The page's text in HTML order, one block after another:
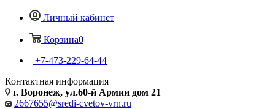
Личный кабинет
Корзина0
+7-473-229-64-44
Контактная информация
г. Воронеж, ул.60-й Армии дом 21
2667655@sredi-cvetov-vrn.ru